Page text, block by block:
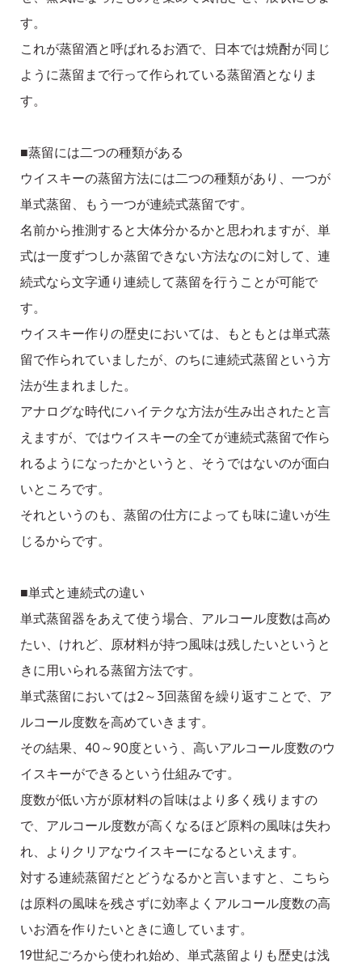
す。
これが蒸留酒と呼ばれるお酒で、日本では焼酎が同じ
ように蒸留まで行って作られている蒸留酒となりま
す。
■蒸留には二つの種類がある
ウイスキーの蒸留方法には二つの種類があり、一つが
単式蒸留、もう一つが連続式蒸留です。
名前から推測すると大体分かるかと思われますが、単
式は一度ずつしか蒸留できない方法なのに対して、連
続式なら文字通り連続して蒸留を行うことが可能で
す。
ウイスキー作りの歴史においては、もともとは単式蒸
留で作られていましたが、のちに連続式蒸留という方
法が生まれました。
アナログな時代にハイテクな方法が生み出されたと言
えますが、ではウイスキーの全てが連続式蒸留で作ら
れるようになったかというと、そうではないのが面白
いところです。
それというのも、蒸留の仕方によっても味に違いが生
じるからです。
■単式と連続式の違い
単式蒸留器をあえて使う場合、アルコール度数は高め
たい、けれど、原材料が持つ風味は残したいというと
きに用いられる蒸留方法です。
単式蒸留においては2～3回蒸留を繰り返すことで、ア
ルコール度数を高めていきます。
その結果、40～90度という、高いアルコール度数のウ
イスキーができるという仕組みです。
度数が低い方が原材料の旨味はより多く残りますの
で、アルコール度数が高くなるほど原料の風味は失わ
れ、よりクリアなウイスキーになるといえます。
対する連続蒸留だとどうなるかと言いますと、こちら
は原料の風味を残さずに効率よくアルコール度数の高
いお酒を作りたいときに適しています。
19世紀ごろから使われ始め、単式蒸留よりも歴史は浅